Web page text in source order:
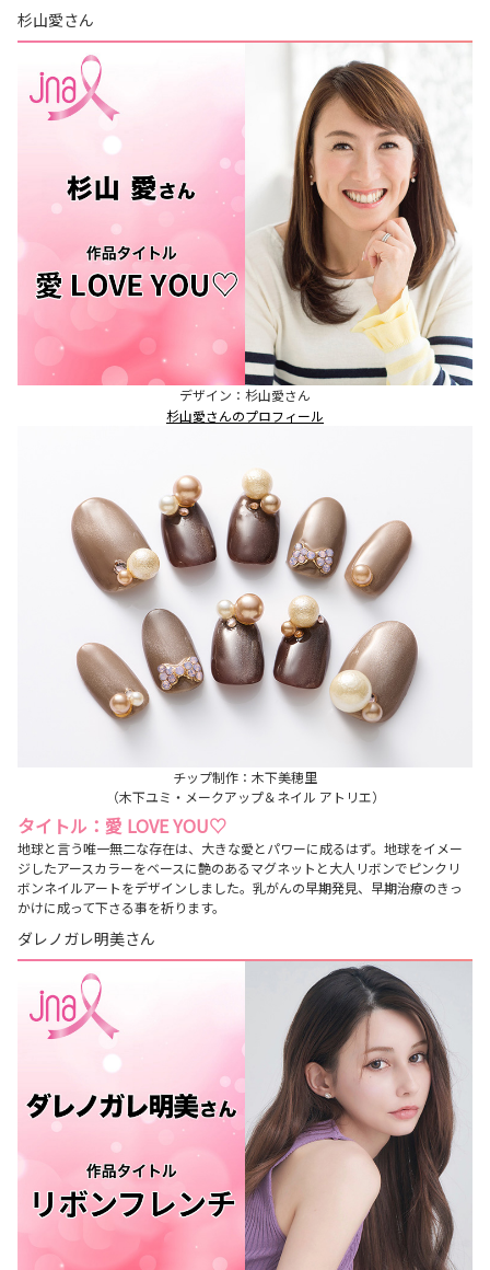
杉山愛さん
デザイン：杉山愛さん
杉山愛さんのプロフィール
チップ制作：木下美穂里
（木下ユミ・メークアップ＆ネイル アトリエ）
タイトル：愛 LOVE YOU♡
地球と言う唯一無二な存在は、大きな愛とパワーに成るはず。地球をイメー
ジしたアースカラーをベースに艶のあるマグネットと大人リボンでピンクリ
ボンネイルアートをデザインしました。乳がんの早期発見、早期治療のきっ
かけに成って下さる事を祈ります。
ダレノガレ明美さん